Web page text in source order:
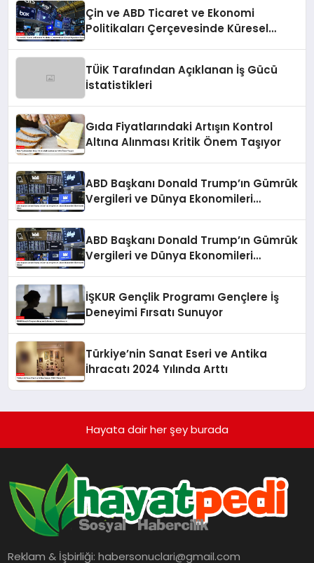
Çin ve ABD Ticaret ve Ekonomi
Politikaları Çerçevesinde Küresel
TÜİK Tarafından Açıklanan İş Gücü
İstatistikleri
Gıda Fiyatlarındaki Artışın Kontrol
Altına Alınması Kritik Önem Taşıyor
ABD Başkanı Donald Trump’ın Gümrük
Vergileri ve Dünya Ekonomileri
ABD Başkanı Donald Trump’ın Gümrük
Vergileri ve Dünya Ekonomileri
İŞKUR Gençlik Programı Gençlere İş
Deneyimi Fırsatı Sunuyor
Türkiye’nin Sanat Eseri ve Antika
İhracatı 2024 Yılında Arttı
Hayata dair her şey burada
Reklam & İşbirliği:habersonuclari@gmail.com